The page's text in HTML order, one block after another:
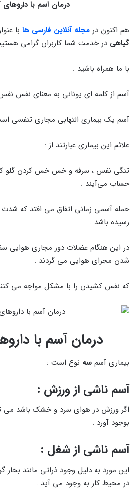
درمان آسم با
هم اکنون در مجله آنلاین فارسی ها با
گیاهی در خدمت شما کاربران گرامی
با ما همراه باشید .
آسم از کلمه ای یونانی به معنای نفس
آسم یک بیماری التهابی مجاری تنفسی
علائم این بیماری عبارتند از :
تنگی نفس ، سرفه و خس خس کردن گلو که
حساب می‌آیند .
حمله آسمی زمانی اتفاق می افتد که شدت
رسیده باشد .
در این هنگام عضلات دور مجاری هوایی
شدن مجرای هوایی می گردند .
که نفس کشیدن را با مشکل مواجه می
درمان آسم با
بیماری آسم سه نوع است :
آسم ناشی از ورزش :
اگر ورزش در هوای سرد و خشک باشد می
بوجود آورد .
آسم ناشی از شغل :
این مورد به دلیل وجود ذراتی مانند
در محیط کار به وجود می آید .